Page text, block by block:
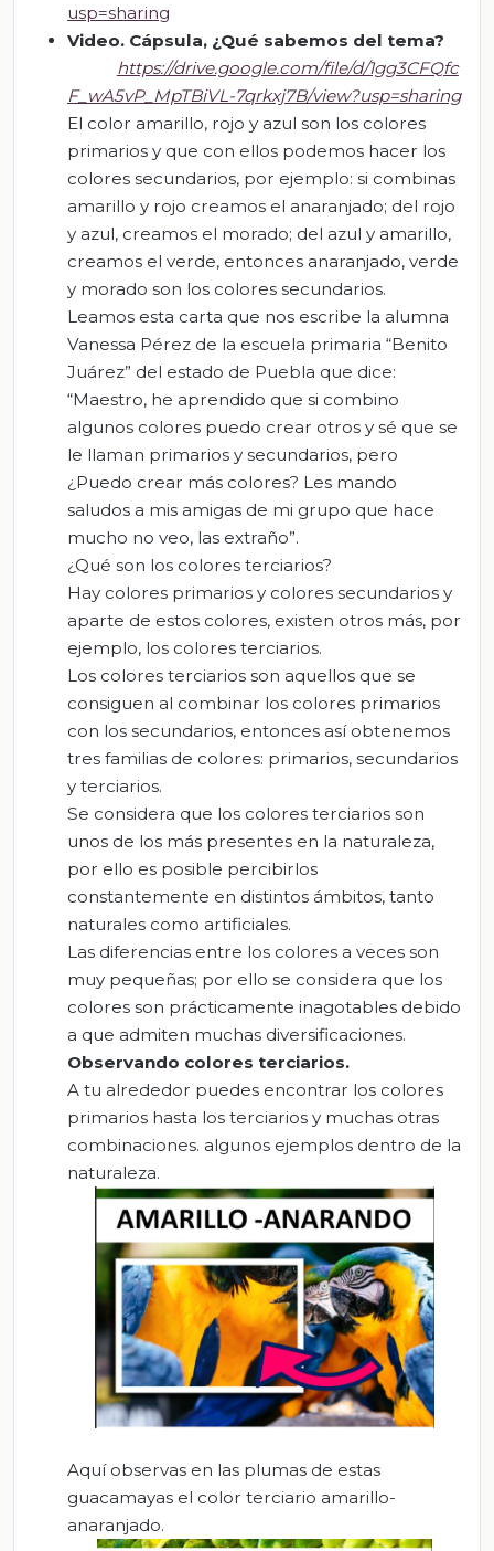
usp=sharing
Video. Cápsula, ¿Qué sabemos del tema?
https://drive.google.com/file/d/1gg3CFQfc
F_wA5vP_MpTBiVL-7qrkxj7B/view?usp=sharing
El color amarillo, rojo y azul son los colores
primarios y que con ellos podemos hacer los
colores secundarios, por ejemplo: si combinas
amarillo y rojo creamos el anaranjado; del rojo
y azul, creamos el morado; del azul y amarillo,
creamos el verde, entonces anaranjado, verde
y morado son los colores secundarios.
Leamos esta carta que nos escribe la alumna
Vanessa Pérez de la escuela primaria “Benito
Juárez” del estado de Puebla que dice:
“Maestro, he aprendido que si combino
algunos colores puedo crear otros y sé que se
le llaman primarios y secundarios, pero
¿Puedo crear más colores? Les mando
saludos a mis amigas de mi grupo que hace
mucho no veo, las extraño”.
¿Qué son los colores terciarios?
Hay colores primarios y colores secundarios y
aparte de estos colores, existen otros más, por
ejemplo, los colores terciarios.
Los colores terciarios son aquellos que se
consiguen al combinar los colores primarios
con los secundarios, entonces así obtenemos
tres familias de colores: primarios, secundarios
y terciarios.
Se considera que los colores terciarios son
unos de los más presentes en la naturaleza,
por ello es posible percibirlos
constantemente en distintos ámbitos, tanto
naturales como artificiales.
Las diferencias entre los colores a veces son
muy pequeñas; por ello se considera que los
colores son prácticamente inagotables debido
a que admiten muchas diversificaciones.
Observando colores terciarios.
A tu alrededor puedes encontrar los colores
primarios hasta los terciarios y muchas otras
combinaciones. algunos ejemplos dentro de la
naturaleza.
Aquí observas en las plumas de estas
guacamayas el color terciario amarillo-
anaranjado.